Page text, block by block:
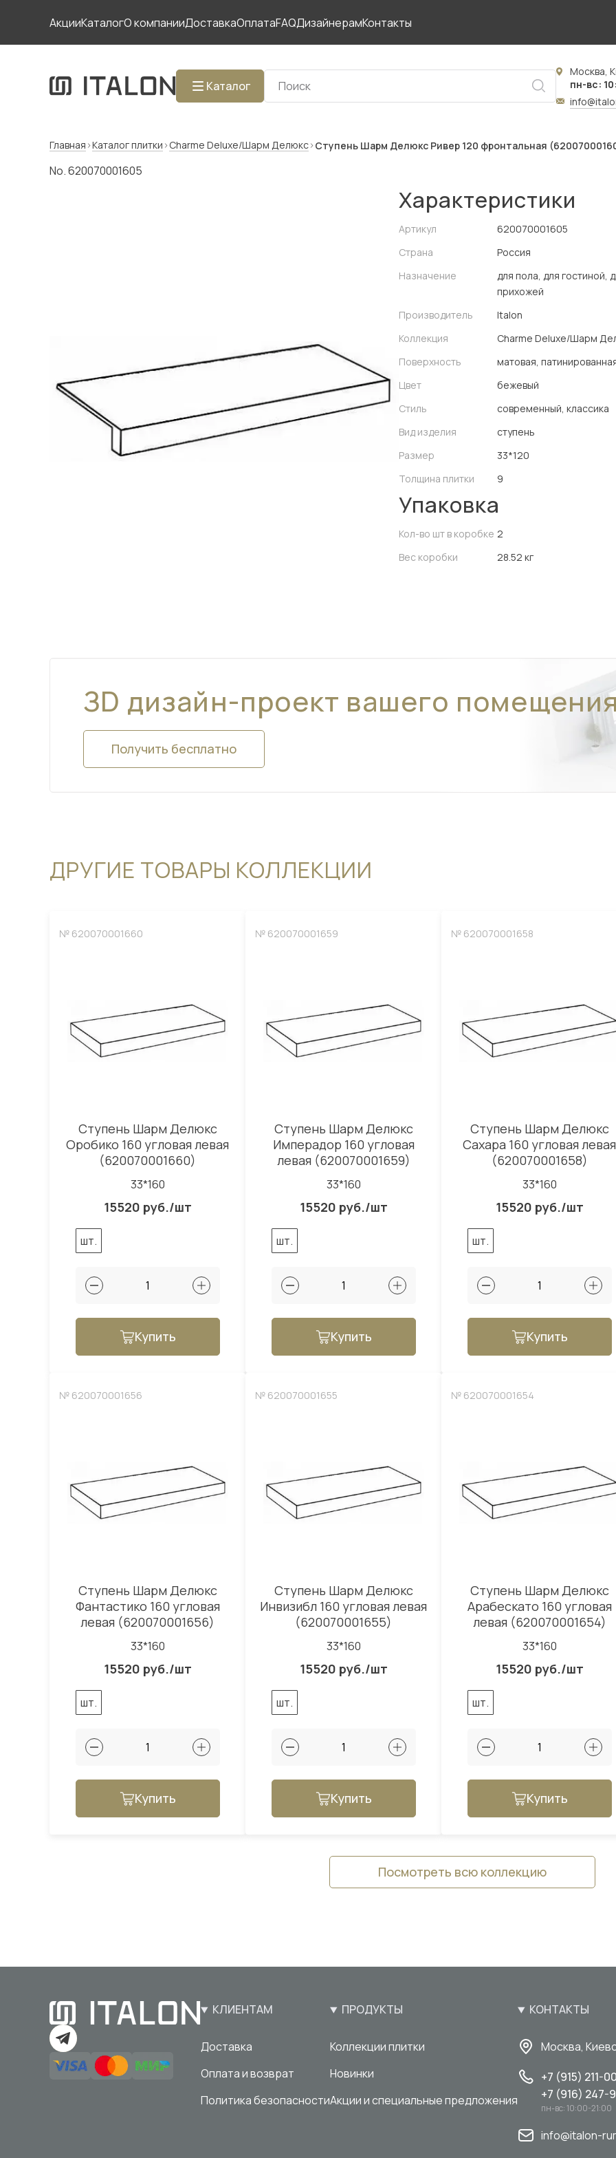
АкцииКаталогО компанииДоставкаОплатаFAQДизайнерамКонтакты
Каталог
Москва,
пн-вс:
Главная Каталог плитки Charme Deluxe/Шарм Делюкс Ступень Шарм Делюкс Ривер 120 фронтальная
No. 620070001605
Характеристики
Артикул
620070001605
Страна
Россия
Назначение
для пола, для гостиной,
прихожей
Производитель
Italon
Коллекция
Charme Deluxe/Шарм
Поверхность
матовая,
Цвет
бежевый
Стиль
современный, классика
Вид изделия
ступень
Размер
33*120
Толщина плитки
9
Упаковка
Кол-во шт в коробке 2
Вес коробки
28.52 кг
ЗD дизайн-проект вашего
Получить бесплатно
ДРУГИЕ ТОВАРЫ КОЛЛЕКЦИИ
№ 620070001660
Ступень Шарм Делюкс
Оробико 160 угловая левая
(620070001660)
33*160
15520 руб./шт
шт.
Купить
№ 620070001659
Ступень Шарм Делюкс
Имперадор 160 угловая
левая (620070001659)
33*160
15520 руб./шт
шт.
Купить
№ 620070001658
Ступень Шарм Делюкс
Саxара 160 угловая левая
(620070001658)
33*160
15520 руб./шт
шт.
Купить
№ 620070001656
Ступень Шарм Делюкс
Фантастико 160 угловая
левая (620070001656)
33*160
15520 руб./шт
шт.
Купить
№ 620070001655
Ступень Шарм Делюкс
Инвизибл 160 угловая левая
(620070001655)
33*160
15520 руб./шт
шт.
Купить
№ 620070001654
Ступень Шарм Делюкс
Арабескато 160 угловая
левая (620070001654)
33*160
15520 руб./шт
шт.
Купить
Посмотреть всю коллекцию
КЛИЕНТАМ
Доставка
Оплата и возврат
Политика безопасности
ПРОДУКТЫ
Коллекции плитки
Новинки
Акции и специальные предложения
КОНТАКТЫ
Москва,
+7 (915) 211-
+7 (916) 247-
пн-вс: 10:00-21:00
info@italon-